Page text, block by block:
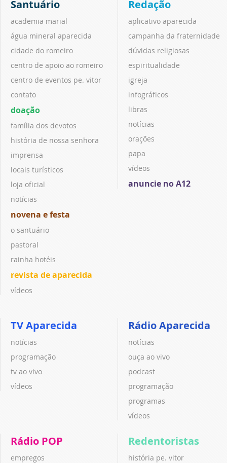
Santuário
academia marial
água mineral aparecida
cidade do romeiro
centro de apoio ao romeiro
centro de eventos pe. vitor
contato
doação
família dos devotos
história de nossa senhora
imprensa
locais turísticos
loja oficial
notícias
novena e festa
o santuário
pastoral
rainha hotéis
revista de aparecida
vídeos
Redação
aplicativo aparecida
campanha da fraternidade
dúvidas religiosas
espiritualidade
igreja
infográficos
libras
notícias
orações
papa
vídeos
anuncie no A12
TV Aparecida
notícias
programação
tv ao vivo
vídeos
Rádio Aparecida
notícias
ouça ao vivo
podcast
programação
programas
vídeos
Rádio POP
empregos
Redentoristas
história pe. vitor